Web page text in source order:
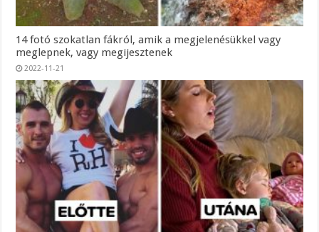
14 fotó szokatlan fákról, amik a megjelenésükkel vagy
meglepnek, vagy megijesztenek
2022-11-21